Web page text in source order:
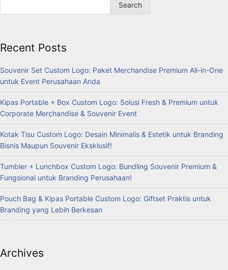
Search
Recent Posts
Souvenir Set Custom Logo: Paket Merchandise Premium All-in-One
untuk Event Perusahaan Anda
Kipas Portable + Box Custom Logo: Solusi Fresh & Premium untuk
Corporate Merchandise & Souvenir Event
Kotak Tisu Custom Logo: Desain Minimalis & Estetik untuk Branding
Bisnis Maupun Souvenir Eksklusif!
Tumbler + Lunchbox Custom Logo: Bundling Souvenir Premium &
Fungsional untuk Branding Perusahaan!
Pouch Bag & Kipas Portable Custom Logo: Giftset Praktis untuk
Branding yang Lebih Berkesan
Archives